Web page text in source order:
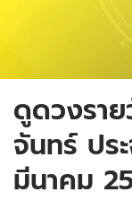
ดูดวงรา
จันทร์ ปร
มีนาคม